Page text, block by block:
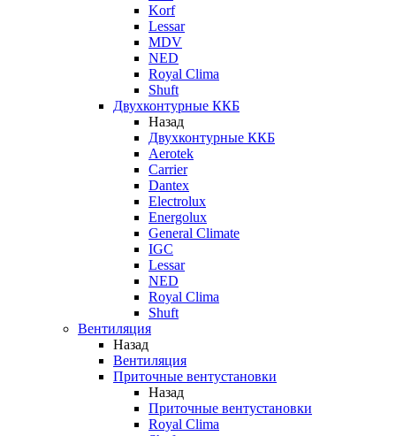
Korf
Lessar
MDV
NED
Royal Clima
Shuft
Двухконтурные ККБ
Назад
Двухконтурные ККБ
Aerotek
Carrier
Dantex
Electrolux
Energolux
General Climate
IGC
Lessar
NED
Royal Clima
Shuft
Вентиляция
Назад
Вентиляция
Приточные вентустановки
Назад
Приточные вентустановки
Royal Clima